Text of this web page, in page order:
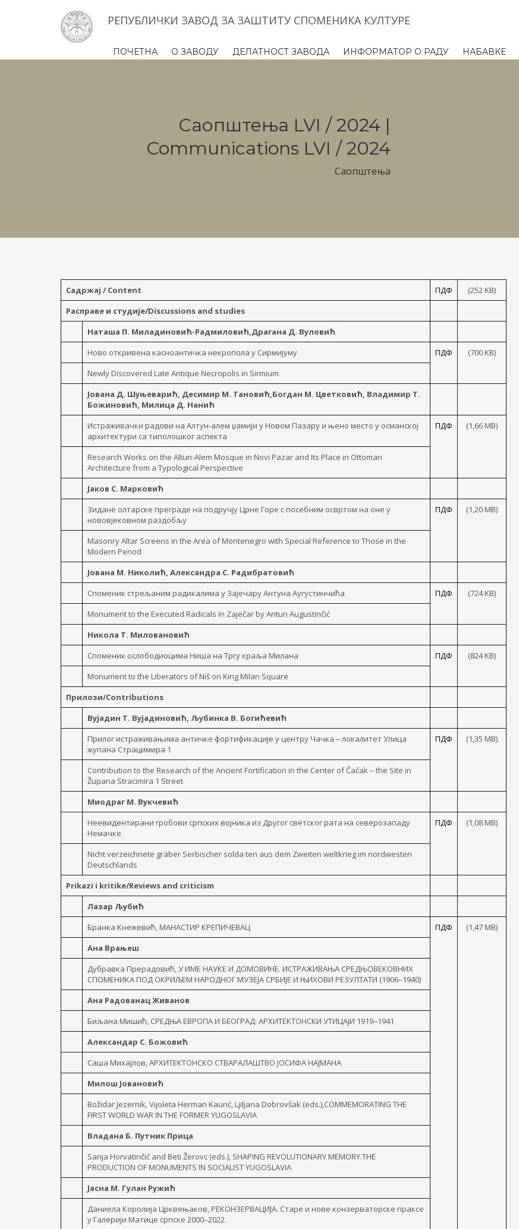
РЕПУБЛИЧКИ ЗАВОД ЗА ЗАШТИТУ СПОМЕНИКА КУЛТУРЕ
ПОЧЕТНА О ЗАВОДУ ДЕЛАТНОСТ ЗАВОДА ИНФОРМАТОР О РАДУ НАБАВКЕ
Саопштења LVI / 2024 |
Communications LVI / 2024
Саопштења
Садржај / Content ПДФ
(252 KB)
Расправе и студије/Discussions and studies
Наташа П. Миладиновић-Радмиловић,Драгана Д. Вуловић
Ново откривена касноантичка некропола у Сирмијуму
ПДФ
(700 KB)
Newly Discovered Late Antique Necropolis in Sirmium
Јована Д. Шуњеварић, Десимир М. Тановић,Богдан М. Цветковић, Владимир Т.
Божиновић, Милица Д. Нанић
Истраживачки радови на Алтун-алем џамији у Новом Пазару и њено место у османској
архитектури са типолошког аспекта
ПДФ (1,66 MB)
Resеarch Works on the Altun-Alem Mosque in Novi Pazar and Its Place in Ottoman
Architecture from a Typological Perspective
Јаков С. Марковић
Зидане олтарске преграде на подручју Црне Горе с посебним освртом на оне у
нововјековном раздобљу
ПДФ (1,20 MB)
Masonry Altar Screens in the Area of Montenegro with Special Reference to Those in the
Modern Period
Јована М. Николић, Александра С. Радибратовић
Споменик стрељаним радикалима у Зајечару Антуна Аугустинчића
ПДФ
(724 KB)
Monument to the Executed Radicals in Zaječar by Antun Augustinčić
Никола T. Миловановић
Споменик ослободиоцима Ниша на Тргу краља Милана
ПДФ
(824 KB)
Monument to the Liberators of Niš on King Milan Square
Прилози/Contributions
Вујадин Т. Вујадиновић, Љубинка В. Богићевић
Прилог истраживањима античке фортификације у центру Чачка ‒ локалитет Улица
жупана Страцимира 1
ПДФ (1,35 MB)
Contribution to the Research of the Ancient Fortification in the Center of Čačak ‒ the Site in
Župana Stracimira 1 Street
Миодраг М. Вукчевић
Неевидентирани гробови српских војника из Другог светског рата на северозападу
Немачке
ПДФ (1,08 MB)
Nicht verzeichnete gräber Serbischer solda ten aus dem Zweiten weltkrieg im nordwesten
Deutschlands
Prikazi i kritike/Reviews and criticism
Лазар Љубић
Бранка Кнежевић, МАНАСТИР КРЕПИЧЕВАЦ
ПДФ
(1,47 MB)
Ана Врањеш
Дубравка Прерадовић, У ИМЕ НАУКЕ И ДОМОВИНЕ. ИСТРАЖИВАЊА СРЕДЊОВЕКОВНИХ
СПОМЕНИКА ПОД ОКРИЉЕМ НАРОДНОГ МУЗЕЈА СРБИЈЕ И ЊИХОВИ РЕЗУЛТАТИ (1906–1940)
Ана Радованац Живанов
Биљана Мишић, СРЕДЊА ЕВРОПА И БЕОГРАД: АРХИТЕКТОНСКИ УТИЦАЈИ 1919‒1941
Александар С. Божовић
Саша Михајлов, АРХИТЕКТОНСКО СТВАРАЛАШТВО ЈОСИФА НАЈМАНА
Милош Јовановић
Božidar Jezernik, Vijoleta Herman Kaurić, Ljiljana Dobrovšak (eds.),COMMEMORATING THE
FIRST WORLD WAR IN THE FORMER YUGOSLAVIA
Владана Б. Путник Прица
Sanja Horvatinčić and Beti Žerovc (eds.), SHAPING REVOLUTIONARY MEMORY.THE
PRODUCTION OF MONUMENTS IN SOCIALIST YUGOSLAVIA
Јасна М. Гулан Ружић
Даниела Королија Црквењаков, РЕКОНЗЕРВАЦИЈА. Старе и нове конзерваторске праксе
у Галерији Матице српске 2000‒2022.